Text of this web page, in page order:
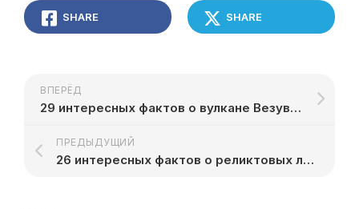
SHARE SHARE
ВПЕРЁД
29 интересных фактов о вулкане Везувий
ПРЕДЫДУЩИЙ
26 интересных фактов о реликтовых лесах